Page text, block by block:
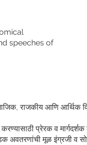
speeches of
राजकीय आणि आर्थिक
प्रेरक व
अवतरणांची मूळ इंग्रजी व